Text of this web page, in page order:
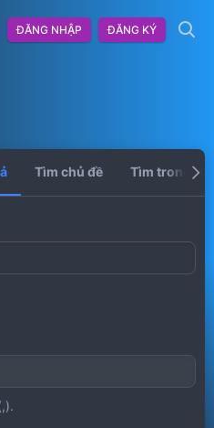
ĐĂNG NHẬP ĐĂNG KÝ
Tìm chủ đề Tìm trong hồ